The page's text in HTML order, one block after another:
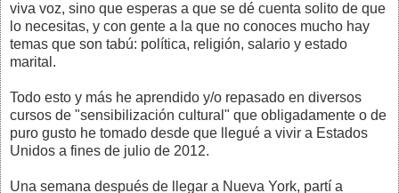
viva voz, sino que esperas a que se dé cuenta solito de que
lo necesitas, y con gente a la que no conoces mucho hay
temas que son tabú: política, religión, salario y estado
marital.
Todo esto y más he aprendido y/o repasado en diversos
cursos de "sensibilización cultural" que obligadamente o de
puro gusto he tomado desde que llegué a vivir a Estados
Unidos a fines de julio de 2012.
Una semana después de llegar a Nueva York, partí a